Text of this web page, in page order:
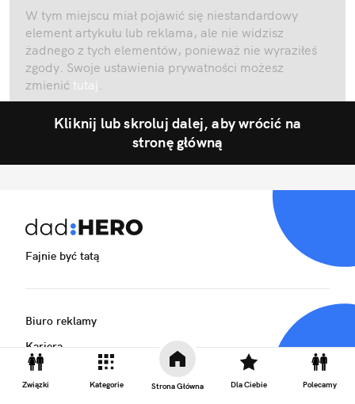
Związki Kategorie Strona Główna Dla Ciebie Polecamy
W tym miejscu miał pojawić się niestandardowy
element artykułu lub reklama, ale nie widzisz
żadnego z tych elementów, ponieważ nie wyraziłeś
zgody. Swoje ustawienia prywatności możesz
zmienić tutaj .
Kliknij lub skroluj dalej, aby wrócić na
stronę główną
Fajnie być tatą
Biuro reklamy
Kariera
Skład redakcji